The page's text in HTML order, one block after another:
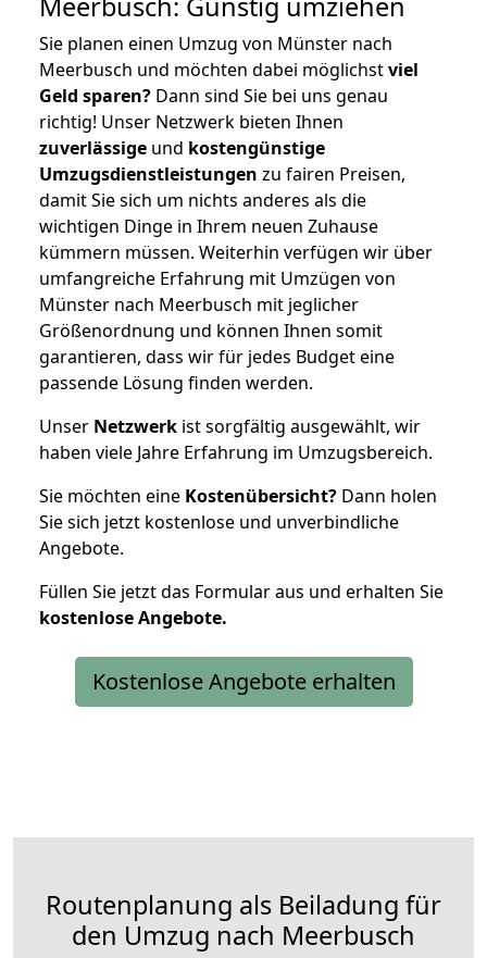
Sie planen einen Umzug von Münster nach
Meerbusch und möchten dabei möglichstviel
Geld sparen? Dann sind Sie bei uns genau
richtig! Unser Netzwerk bieten Ihnen
zuverlässige und kostengünstige
Umzugsdienstleistungen zu fairen Preisen,
damit Sie sich um nichts anderes als die
wichtigen Dinge in Ihrem neuen Zuhause
kümmern müssen. Weiterhin verfügen wir über
umfangreiche Erfahrung mit Umzügen von
Münster nach Meerbusch mit jeglicher
Größenordnung und können Ihnen somit
garantieren, dass wir für jedes Budget eine
passende Lösung finden werden.
Unser Netzwerk ist sorgfältig ausgewählt, wir
haben viele Jahre Erfahrung im Umzugsbereich.
Sie möchten eine Kostenübersicht? Dann holen
Sie sich jetzt kostenlose und unverbindliche
Angebote.
Füllen Sie jetzt das Formular aus und erhalten Sie
kostenloseAngebote.
Kostenlose Angebote erhalten
Routenplanung als Beiladung für
den Umzug nach Meerbusch